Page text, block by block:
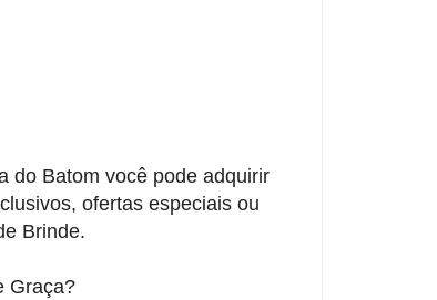
do Batom você pode adquirir
ofertas especiais ou
Brinde.
Graça?